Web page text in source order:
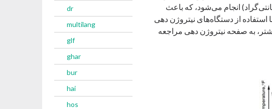
dr
multilang
glf
ghar
bur
hai
hos
مارتنزیت ندارد و در دماهای پایین‌تر (۴۰۰ تا ۵۸۰ درجه سانتی‌گراد) انجام می‌شود، که باعث
از دستگاه‌های نیتروژن‌ دهی
به صفحه نیتروژن ‌دهی مراجعه